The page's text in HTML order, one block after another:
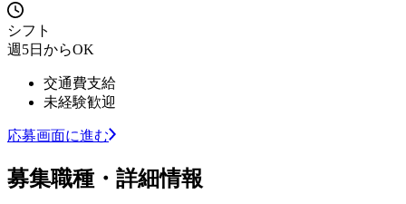
シフト
週5日からOK
交通費支給
未経験歓迎
応募画面に進む
募集職種・詳細情報